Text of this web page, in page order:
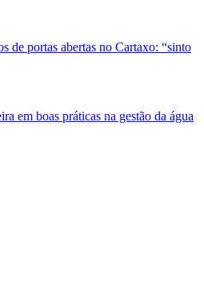
de portas abertas no Cartaxo: “sinto
em boas práticas na gestão da água